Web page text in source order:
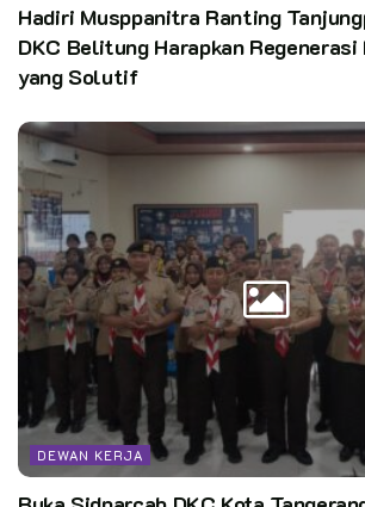
Hadiri Musppanitra Ranting
DKC Belitung Harapkan Regenerasi
yang Solutif
DEWAN KERJA